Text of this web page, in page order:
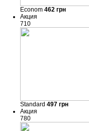
Econom 462 грн
Акция
710
Standard 497 грн
Акция
780